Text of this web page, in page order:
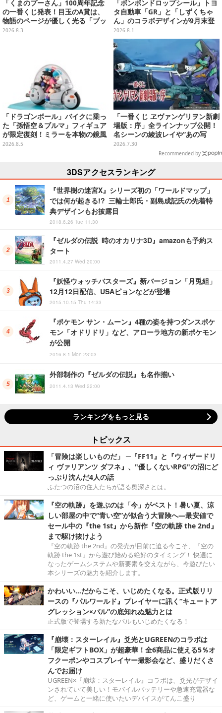
「くまのプーさん」100周年記念
の一番くじ発表！目玉のA賞は、
物語のページが優しく光る「ブッ
クシェイプドライト」
2026.8.3
「ボンボンドロップシール」トヨ
タ自動車「GR」と「しずくちゃ
ん」のコラボデザインが9月末登
場！くま吉らも描かれた全4柄
2026.8.1
「ドラゴンボール」バイクに乗っ
た「孫悟空＆ブルマ」フィギュア
が限定復刻！ミラーを本物の鏡風
や、ブルマの目元が映りこむ描写
2026.8.5
「一番くじ ヱヴァンゲリヲン新劇
場版：序」全ラインナップ公開！
名シーンの綾波レイや“あの写
真”の葛城ミサトフィギュアほ
か、場面写クリアファイルなど
2026.7.30
Recommended by
3DSアクセスランキング
『世界樹の迷宮X』シリーズ初の「ワールドマップ」
では何が起きる!? 三輪士郎氏・副島成記氏の先着特
典デザインもお披露目
2018.6.26 Tue 11:30
『ゼルダの伝説 時のオカリナ3D』amazonも予約ス
タート
2011.4.27 Wed 20:00
『妖怪ウォッチバスターズ』新バージョン「月兎組」
12月12日配信、USAピョンなどが登場
2015.10.15 Thu 14:33
『ポケモン サン・ムーン』4種の姿を持つダンスポケ
モン「オドリドリ」など、アローラ地方の新ポケモン
が公開
2016.8.1 Mon 23:03
外部制作の『ゼルダの伝説』も名作揃い
2011.4.13 Wed 22:00
ランキングをもっと見る
トピックス
「冒険は楽しいものだ」 ─『FF11』と『ウィザードリ
ィ ヴァリアンツ ダフネ』、"優しくないRPG"の沼にど
っぷり沈んだ4人の話
ふたつの沼の住人たちが語る奥深さとは。
『空の軌跡』を遊ぶのは「今」がベスト！暑い夏、涼
しい部屋の中で“青い空”が似合う大冒険へ―最安値で
セール中の『the 1st』から新作『空の軌跡 the 2nd』
まで駆け抜けよう
『空の軌跡 the 2nd』の発売が目前に迫る今こそ、『空の
軌跡 the 1st』から遊び始める絶好のタイミング！ 快適に
なったゲームシステムや新要素を交えながら、今遊びたい
本シリーズの魅力を紹介します。
かわいい…だからこそ、いじめたくなる。正式版リリ
ースの『パルワールド』プレイヤーに訊く“キュートア
グレッション×パル”の底知れぬ魅力とは
正式版で登場する新たなパルもいじめたくなる！
『崩壊：スターレイル』爻光とUGREENのコラボは
「限定ギフトBOX」が超豪華！全6商品に使える5％オ
フクーポンやコスプレイヤー撮影会など、盛りだくさ
んでお届け
UGREEN×『崩壊：スターレイル』コラボは、爻光がデザイ
ンされていて美しい！モバイルバッテリーや急速充電器な
ど、ゲームと一緒に使いたいデバイスがてんこ盛り